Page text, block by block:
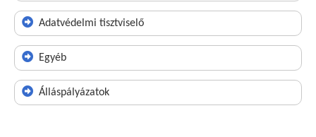
Adatvédelmi tisztviselő
Egyéb
Álláspályázatok